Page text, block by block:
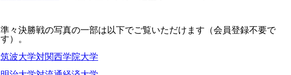
準々決勝戦の写真の一部は以下でご覧いただけます（会員登録不要で
す）。
筑波大学対関西学院大学